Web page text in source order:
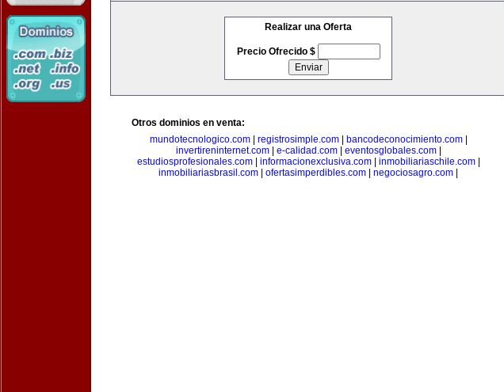
Realizar una Oferta
Precio Ofrecido $
Otros dominios en venta:
mundotecnologico.com| registrosimple.com| bancodeconocimiento.com|
invertireninternet.com| e-calidad.com| eventosglobales.com|
estudiosprofesionales.com| informacionexclusiva.com| inmobiliariaschile.com|
inmobiliariasbrasil.com
ofertasimperdibles.com negociosagro.com